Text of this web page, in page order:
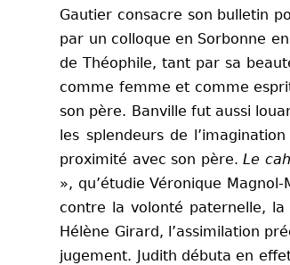
Gautier consacre son bulletin
par un colloque en Sorbonne
de Théophile, tant par sa
comme femme et comme
son père. Banville fut aussi
les splendeurs de
proximité avec son père.Le
», qu’étudie Véronique
contre la volonté paternelle,
Hélène Girard, l’assimilation
jugement. Judith débuta en